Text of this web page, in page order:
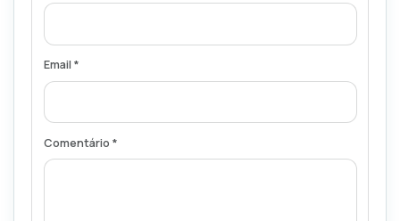
Email *
Comentário *